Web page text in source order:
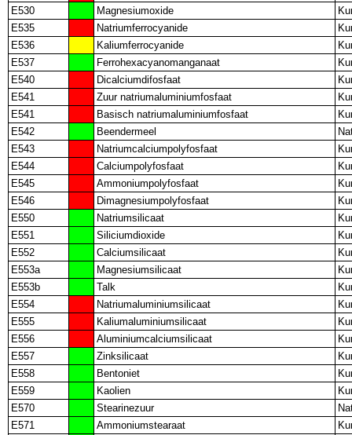
E530
Magnesiumoxide
E535
Natriumferrocyanide
E536
Kaliumferrocyanide
E537
Ferrohexacyanomanganaat
E540
Dicalciumdifosfaat
E541
Zuur natriumaluminiumfosfaat
E541
Basisch natriumaluminiumfosfaat
E542
Beendermeel
E543
Natriumcalciumpolyfosfaat
E544
Calciumpolyfosfaat
E545
Ammoniumpolyfosfaat
E546
Dimagnesiumpolyfosfaat
E550
Natriumsilicaat
E551
Siliciumdioxide
E552
Calciumsilicaat
E553a
Magnesiumsilicaat
E553b
Talk
E554
Natriumaluminiumsilicaat
E555
Kaliumaluminiumsilicaat
E556
Aluminiumcalciumsilicaat
E557
Zinksilicaat
E558
Bentoniet
E559
Kaolien
E570
Stearinezuur
E571
Ammoniumstearaat